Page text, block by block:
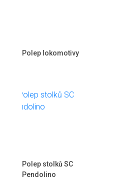
Polep lokomotivy
Polep stolků SC
Pendolino